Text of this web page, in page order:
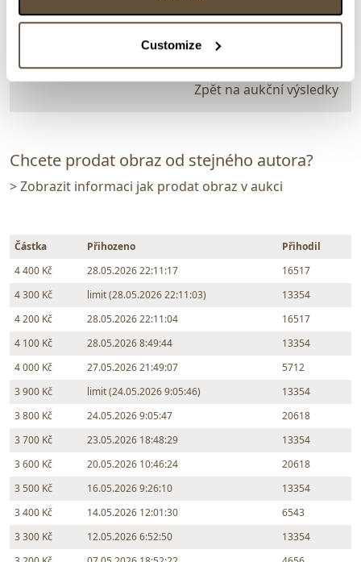
Customize
Dražba ukončena:
28.05.2026 22:14:17
Zpět na aukční výsledky
Chcete prodat obraz od stejného autora?
> Zobrazit informaci jak prodat obraz v aukci
Částka Přihozeno
Přihodil
4 400 Kč
28.05.2026 22:11:17
16517
4 300 Kč
limit (28.05.2026 22:11:03)
13354
4 200 Kč
28.05.2026 22:11:04
16517
4 100 Kč
28.05.2026 8:49:44
13354
4 000 Kč
27.05.2026 21:49:07
5712
3 900 Kč
limit (24.05.2026 9:05:46)
13354
3 800 Kč
24.05.2026 9:05:47
20618
3 700 Kč
23.05.2026 18:48:29
13354
3 600 Kč
20.05.2026 10:46:24
20618
3 500 Kč
16.05.2026 9:26:10
13354
3 400 Kč
14.05.2026 12:01:30
6543
3 300 Kč
12.05.2026 6:52:50
13354